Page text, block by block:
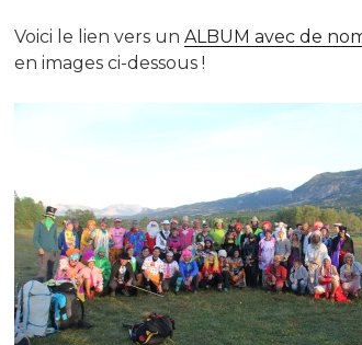
Voici le lien vers un ALBUM avec de
en images ci-dessous !